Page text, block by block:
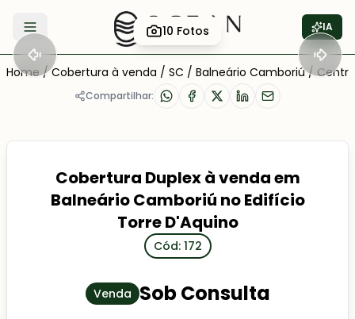
Abrir menu IA
10 Fotos
Home / Cobertura à venda / SC / Balneário Camboriú / Centro
Compartilhar:
Cobertura Duplex à venda em
Balneário Camboriú no Edifício
Torre D'Aquino
Cód: 172
Venda Sob Consulta